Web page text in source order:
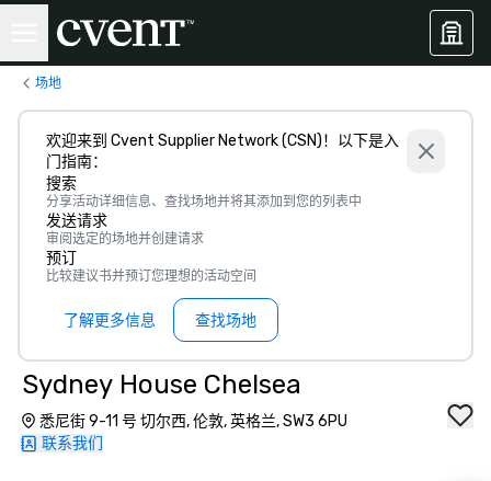
场地
欢迎来到 Cvent Supplier Network (CSN)！以下是入
门指南：
搜索
分享活动详细信息、查找场地并将其添加到您的列表中
发送请求
审阅选定的场地并创建请求
预订
比较建议书并预订您理想的活动空间
了解更多信息 查找场地
Sydney House Chelsea
悉尼街 9-11 号 切尔西, 伦敦, 英格兰, SW3 6PU
联系我们